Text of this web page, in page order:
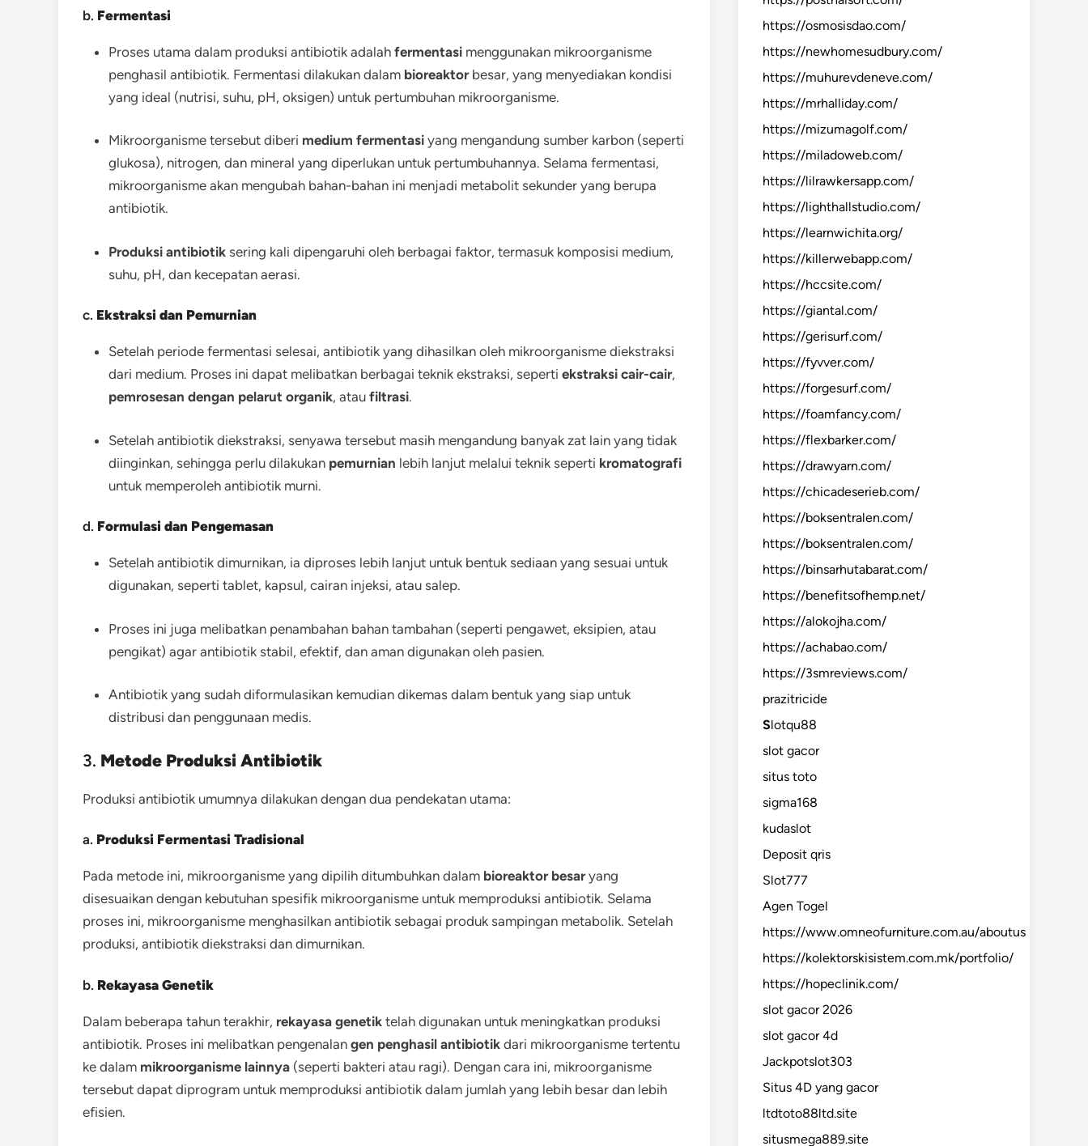
b. Fermentasi
Proses utama dalam produksi antibiotik adalah fermentasi menggunakan mikroorganisme
penghasil antibiotik. Fermentasi dilakukan dalam bioreaktorbesar, yang menyediakan kondisi
yang ideal (nutrisi, suhu, pH, oksigen) untuk pertumbuhan mikroorganisme.
Mikroorganisme tersebut diberi medium fermentasi yang mengandung sumber karbon (seperti
glukosa), nitrogen, dan mineral yang diperlukan untuk pertumbuhannya. Selama fermentasi,
mikroorganisme akan mengubah bahan-bahan ini menjadi metabolit sekunder yang berupa
antibiotik.
Produksi antibiotik sering kali dipengaruhi oleh berbagai faktor, termasuk komposisi medium,
suhu, pH, dan kecepatan aerasi.
c. Ekstraksi dan Pemurnian
Setelah periode fermentasi selesai, antibiotik yang dihasilkan oleh mikroorganisme diekstraksi
dari medium. Proses ini dapat melibatkan berbagai teknik ekstraksi, seperti ekstraksi cair-cair,
pemrosesan dengan pelarut organik, atau filtrasi.
Setelah antibiotik diekstraksi, senyawa tersebut masih mengandung banyak zat lain yang tidak
diinginkan, sehingga perlu dilakukan pemurnian lebih lanjut melalui teknik seperti kromatografi
untuk memperoleh antibiotik murni.
d. Formulasi dan Pengemasan
Setelah antibiotik dimurnikan, ia diproses lebih lanjut untuk bentuk sediaan yang sesuai untuk
digunakan, seperti tablet, kapsul, cairan injeksi, atau salep.
Proses ini juga melibatkan penambahan bahan tambahan (seperti pengawet, eksipien, atau
pengikat) agar antibiotik stabil, efektif, dan aman digunakan oleh pasien.
Antibiotik yang sudah diformulasikan kemudian dikemas dalam bentuk yang siap untuk
distribusi dan penggunaan medis.
3. Metode Produksi Antibiotik
Produksi antibiotik umumnya dilakukan dengan dua pendekatan utama:
a. Produksi Fermentasi Tradisional
Pada metode ini, mikroorganisme yang dipilih ditumbuhkan dalam bioreaktor besaryang
disesuaikan dengan kebutuhan spesifik mikroorganisme untuk memproduksi antibiotik. Selama
proses ini, mikroorganisme menghasilkan antibiotik sebagai produk sampingan metabolik. Setelah
produksi, antibiotik diekstraksi dan dimurnikan.
b. Rekayasa Genetik
Dalam beberapa tahun terakhir, rekayasa genetik telah digunakan untuk meningkatkan produksi
antibiotik. Proses ini melibatkan pengenalan gen penghasil antibiotik dari mikroorganisme tertentu
ke dalam mikroorganisme lainnya (seperti bakteri atau ragi). Dengan cara ini, mikroorganisme
tersebut dapat diprogram untuk memproduksi antibiotik dalam jumlah yang lebih besar dan lebih
efisien.
https://osmosisdao.com/
https://newhomesudbury.com/
https://muhurevdeneve.com/
https://mrhalliday.com/
https://mizumagolf.com/
https://miladoweb.com/
https://lilrawkersapp.com/
https://lighthallstudio.com/
https://learnwichita.org/
https://killerwebapp.com/
https://hccsite.com/
https://giantal.com/
https://gerisurf.com/
https://fyvver.com/
https://forgesurf.com/
https://foamfancy.com/
https://flexbarker.com/
https://drawyarn.com/
https://chicadeserieb.com/
https://boksentralen.com/
https://boksentralen.com/
https://binsarhutabarat.com/
https://benefitsofhemp.net/
https://alokojha.com/
https://achabao.com/
https://3smreviews.com/
prazitricide
Slotqu88
slot gacor
situs toto
sigma168
kudaslot
Deposit qris
Slot777
Agen Togel
https://www.omneofurniture.com.au/aboutus
https://kolektorskisistem.com.mk/portfolio/
https://hopeclinik.com/
slot gacor 2026
slot gacor 4d
Jackpotslot303
Situs 4D yang gacor
ltdtoto88ltd.site
situsmega889.site